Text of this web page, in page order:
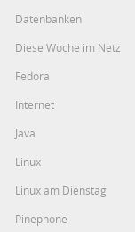
Datenbanken
Diese Woche im Netz
Fedora
Internet
Java
Linux
Linux am Dienstag
Pinephone